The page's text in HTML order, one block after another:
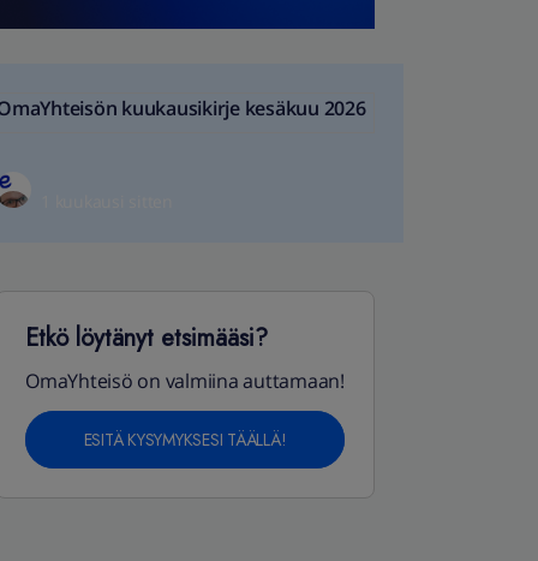
kuukausikirje kesäkuu 2026
Etkö löytänyt etsimääsi?
OmaYhteisö on valmiina auttamaan!
ESITÄ KYSYMYKSESI TÄÄLLÄ!